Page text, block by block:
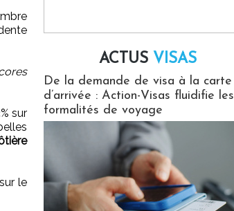
sur
le
ACTUS VISAS
De la demande de visa à la carte
d’arrivée : Action-Visas fluidifie les
formalités de voyage